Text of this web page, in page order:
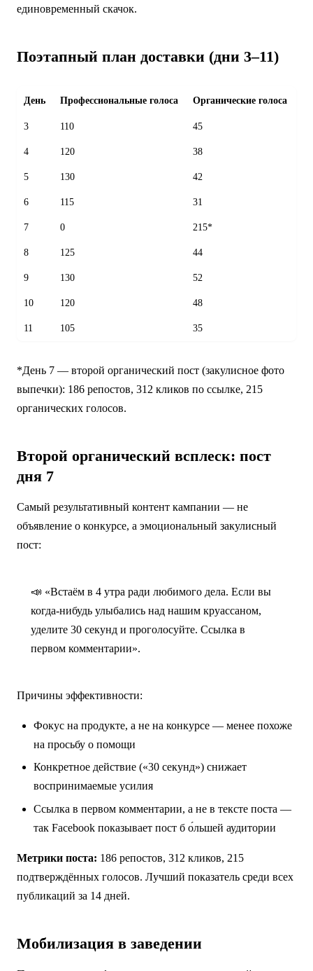
единовременный скачок.
Поэтапный план доставки (дни 3–11)
День Профессиональные голоса Органические голоса
3 110 45
4 120 38
5 130 42
6 115 31
7 0 215*
8 125 44
9 130 52
10 120 48
11 105 35
*День 7 — второй органический пост (закулисное фото
выпечки): 186 репостов, 312 кликов по ссылке, 215
органических голосов.
Второй органический всплеск: пост
дня 7
Самый результативный контент кампании — не
объявление о конкурсе, а эмоциональный закулисный
пост:
📣 «Встаём в 4 утра ради любимого дела. Если вы
когда-нибудь улыбались над нашим круассаном,
уделите 30 секунд и проголосуйте. Ссылка в
первом комментарии».
Причины эффективности:
Фокус на продукте, а не на конкурсе — менее похоже
на просьбу о помощи
Конкретное действие («30 секунд») снижает
воспринимаемые усилия
Ссылка в первом комментарии, а не в тексте поста —
так Facebook показывает пост б о́льшей аудитории
Метрики поста: 186 репостов, 312 кликов, 215
подтверждённых голосов. Лучший показатель среди всех
публикаций за 14 дней.
Мобилизация в заведении